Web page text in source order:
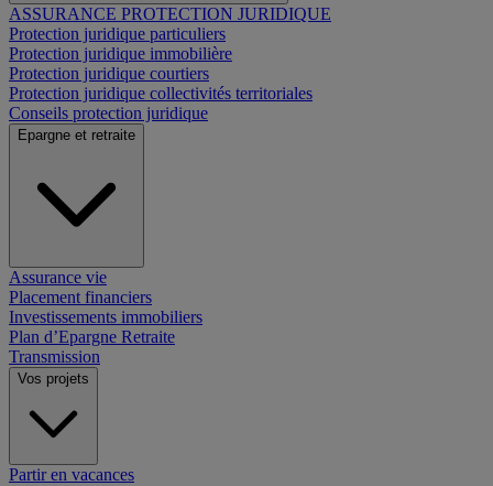
ASSURANCE PROTECTION JURIDIQUE
Protection juridique particuliers
Protection juridique immobilière
Protection juridique courtiers
Protection juridique collectivités territoriales
Conseils protection juridique
Epargne et retraite
Assurance vie
Placement financiers
Investissements immobiliers
Plan d’Epargne Retraite
Transmission
Vos projets
Partir en vacances